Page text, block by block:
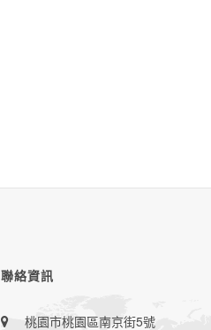
聯絡資訊
桃園市桃園區南京街5號